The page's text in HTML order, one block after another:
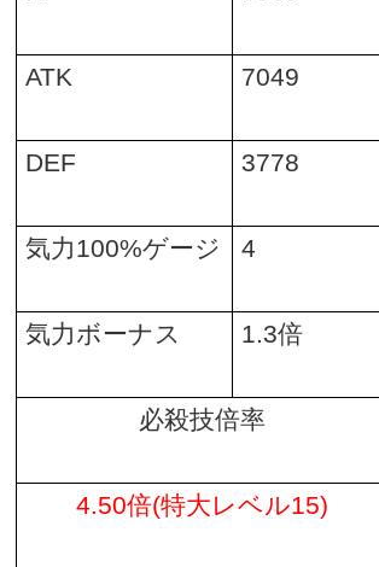
ATK 7049
DEF 3778
気力100%ゲージ 4
気力ボーナス 1.3倍
必殺技倍率
4.50倍(特大レベル15)